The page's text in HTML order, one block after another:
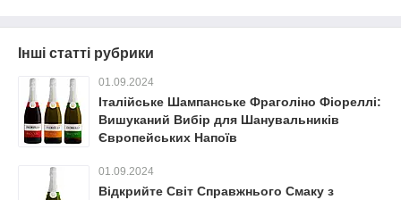
Інші статті рубрики
01.09.2024
Італійське Шампанське Фраголіно Фіореллі:
Вишуканий Вибір для Шанувальників
Європейських Напоїв
01.09.2024
Відкрийте Світ Справжнього Смаку з